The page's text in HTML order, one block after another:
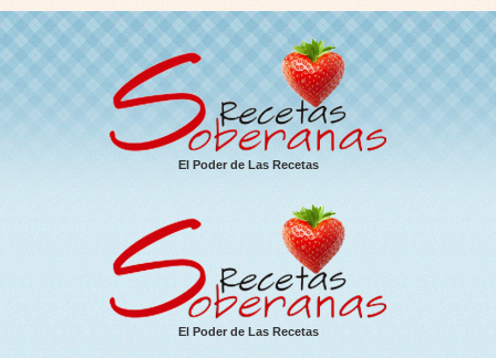
El Poder de Las Recetas
El Poder de Las Recetas